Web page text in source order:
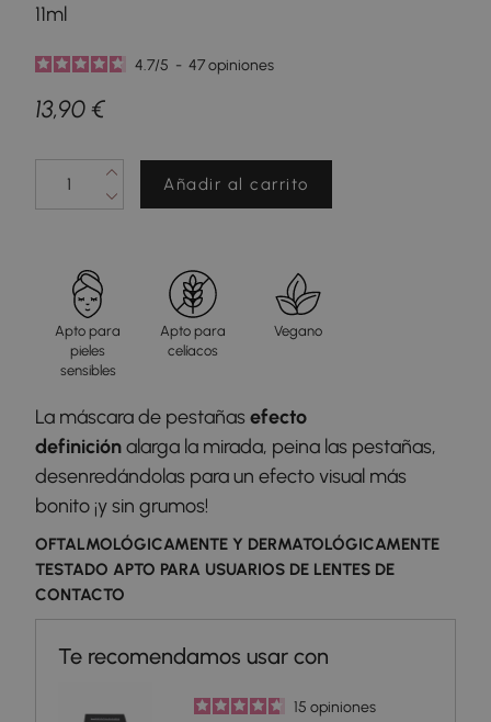
11ml
4.7/5 - 47opiniones
13,90 €
Añadir al carrito
Apto para
pieles
sensibles
Apto para
celíacos
Vegano
La máscara de pestañasefecto
definiciónalarga la mirada, peina las pestañas,
desenredándolas para un efecto visual más
bonito ¡y sin grumos!
OFTALMOLÓGICAMENTE Y DERMATOLÓGICAMENTE
TESTADO APTO PARA USUARIOS DE LENTES DE
CONTACTO
15 opiniones